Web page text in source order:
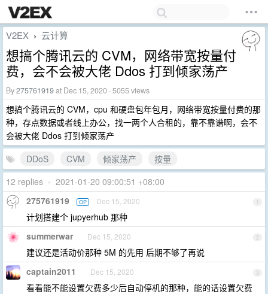
V2EX › 云计算
想搞个腾讯云的 CVM，网络带宽按量付
费，会不会被大佬 Ddos 打到倾家荡产
By275761919at Dec 15, 2020 · 5055 views
想搞个腾讯云的 CVM，cpu 和硬盘包年包月，网络带宽按量付费的那
种，存点数据或者线上办公，找一两个人合租的，靠不靠谱啊，会不
会被大佬 Ddos 打到倾家荡产
DDoS
CVM 倾家荡产
按量
12 replies • 2021-01-20 09:00:51 +08:00
1
275761919 OP Dec 15, 2020
计划搭建个 jupyerhub 那种
2
summerwar Dec 15, 2020
建议还是活动价那种 5M 的先用 后期不够了再说
3
captain2011 Dec 15, 2020
看看能不能设置欠费多少后自动停机的那种，能的话设置欠费